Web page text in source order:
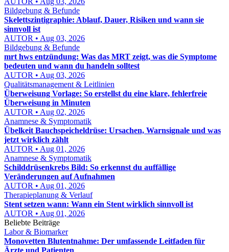
Bildgebung & Befunde
Skelettszintigraphie: Ablauf, Dauer, Risiken und wann sie
sinnvoll ist
AUTOR • Aug 03, 2026
Bildgebung & Befunde
mrt hws entzündung: Was das MRT zeigt, was die Symptome
bedeuten und wann du handeln solltest
AUTOR • Aug 03, 2026
Qualitätsmanagement & Leitlinien
Überweisung Vorlage: So erstellst du eine klare, fehlerfreie
Überweisung in Minuten
AUTOR • Aug 02, 2026
Anamnese & Symptomatik
Übelkeit Bauchspeicheldrüse: Ursachen, Warnsignale und was
jetzt wirklich zählt
AUTOR • Aug 01, 2026
Anamnese & Symptomatik
Schilddrüsenkrebs Bild: So erkennst du auffällige
Veränderungen auf Aufnahmen
AUTOR • Aug 01, 2026
Therapieplanung & Verlauf
Stent setzen wann: Wann ein Stent wirklich sinnvoll ist
AUTOR • Aug 01, 2026
Beliebte Beiträge
Labor & Biomarker
Monovetten Blutentnahme: Der umfassende Leitfaden für
Ärzte und Patienten